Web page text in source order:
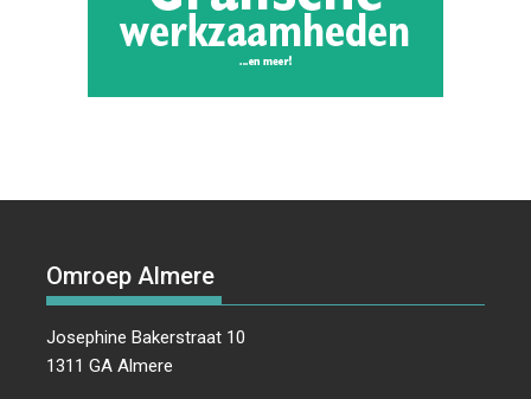
Omroep Almere
Josephine Bakerstraat 10
1311 GA Almere